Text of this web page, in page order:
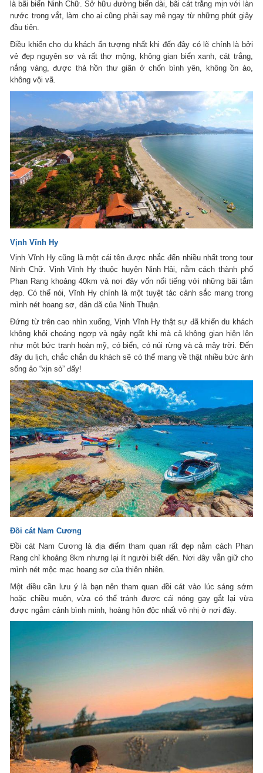
là bãi biển Ninh Chữ. Sở hữu đường biển dài, bãi cát trắng mịn với làn
nước trong vắt, làm cho ai cũng phải say mê ngay từ những phút giây
đầu tiên.
Điều khiến cho du khách ấn tượng nhất khi đến đây có lẽ chính là bởi
vẻ đẹp nguyên sơ và rất thơ mộng, không gian biển xanh, cát trắng,
nắng vàng, được thả hồn thư giãn ở chốn bình yên, không ồn ào,
không vội vã.
Vịnh Vĩnh Hy
Vịnh Vĩnh Hy cũng là một cái tên được nhắc đến nhiều nhất trong tour
Ninh Chữ. Vịnh Vĩnh Hy thuộc huyện Ninh Hải, nằm cách thành phố
Phan Rang khoảng 40km và nơi đây vốn nổi tiếng với những bãi tắm
đẹp. Có thể nói, Vĩnh Hy chính là một tuyệt tác cảnh sắc mang trong
mình nét hoang sơ, dân dã của Ninh Thuận.
Đứng từ trên cao nhìn xuống, Vịnh Vĩnh Hy thật sự đã khiến du khách
không khỏi choáng ngợp và ngây ngất khi mà cả không gian hiện lên
như một bức tranh hoàn mỹ, có biển, có núi rừng và cả mây trời. Đến
đây du lịch, chắc chắn du khách sẽ có thể mang về thật nhiều bức ảnh
sống ảo “xịn sò” đấy!
Đồi cát Nam Cương
Đồi cát Nam Cương là địa điểm tham quan rất đẹp nằm cách Phan
Rang chỉ khoảng 8km nhưng lại ít người biết đến. Nơi đây vẫn giữ cho
mình nét mộc mạc hoang sơ của thiên nhiên.
Một điều cần lưu ý là bạn nên tham quan đồi cát vào lúc sáng sớm
hoặc chiều muộn, vừa có thể tránh được cái nóng gay gắt lại vừa
được ngắm cảnh bình minh, hoàng hôn độc nhất vô nhị ở nơi đây.